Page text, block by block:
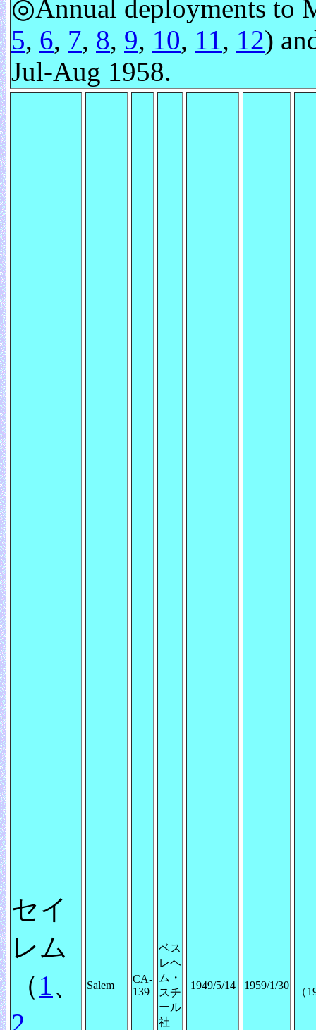
◎Annual deployments to
5, 6, 7, 8, 9, 10, 11, 12)
Jul-Aug 1958.
セイ
レム
（ 1、
2
Salem
CA-
139
ベス
レヘ
ム・
スチ
ール
社
1949/5/14 1959/1/30
（